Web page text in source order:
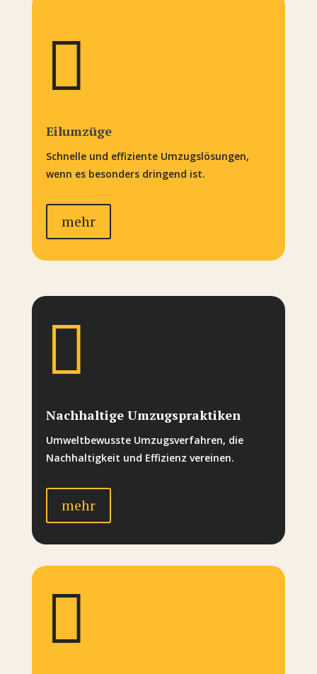

Eilumzüge
Schnelle und effiziente Umzugslösungen,
wenn es besonders dringend ist.
mehr

Nachhaltige Umzugspraktiken
Umweltbewusste Umzugsverfahren, die
Nachhaltigkeit und Effizienz vereinen.
mehr
